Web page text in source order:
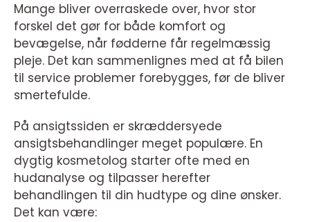
Mange bliver overraskede over, hvor stor
forskel det gør for både komfort og
bevægelse, når fødderne får regelmæssig
pleje. Det kan sammenlignes med at få bilen
til service problemer forebygges, før de bliver
smertefulde.
På ansigtssiden er skræddersyede
ansigtsbehandlinger meget populære. En
dygtig kosmetolog starter ofte med en
hudanalyse og tilpasser herefter
behandlingen til din hudtype og dine ønsker.
Det kan være: